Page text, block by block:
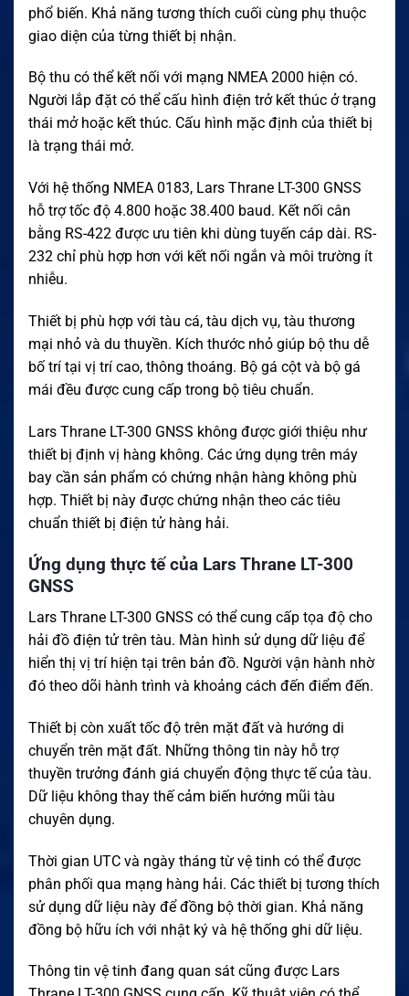
phổ biến. Khả năng tương thích cuối cùng phụ thuộc
giao diện của từng thiết bị nhận.
Bộ thu có thể kết nối với mạng NMEA 2000 hiện có.
Người lắp đặt có thể cấu hình điện trở kết thúc ở trạng
thái mở hoặc kết thúc. Cấu hình mặc định của thiết bị
là trạng thái mở.
Với hệ thống NMEA 0183, Lars Thrane LT-300 GNSS
hỗ trợ tốc độ 4.800 hoặc 38.400 baud. Kết nối cân
bằng RS-422 được ưu tiên khi dùng tuyến cáp dài. RS-
232 chỉ phù hợp hơn với kết nối ngắn và môi trường ít
nhiễu.
Thiết bị phù hợp với tàu cá, tàu dịch vụ, tàu thương
mại nhỏ và du thuyền. Kích thước nhỏ giúp bộ thu dễ
bố trí tại vị trí cao, thông thoáng. Bộ gá cột và bộ gá
mái đều được cung cấp trong bộ tiêu chuẩn.
Lars Thrane LT-300 GNSS không được giới thiệu như
thiết bị định vị hàng không. Các ứng dụng trên máy
bay cần sản phẩm có chứng nhận hàng không phù
hợp. Thiết bị này được chứng nhận theo các tiêu
chuẩn thiết bị điện tử hàng hải.
Ứng dụng thực tế của Lars Thrane LT-300
GNSS
Lars Thrane LT-300 GNSS có thể cung cấp tọa độ cho
hải đồ điện tử trên tàu. Màn hình sử dụng dữ liệu để
hiển thị vị trí hiện tại trên bản đồ. Người vận hành nhờ
đó theo dõi hành trình và khoảng cách đến điểm đến.
Thiết bị còn xuất tốc độ trên mặt đất và hướng di
chuyển trên mặt đất. Những thông tin này hỗ trợ
thuyền trưởng đánh giá chuyển động thực tế của tàu.
Dữ liệu không thay thế cảm biến hướng mũi tàu
chuyên dụng.
Thời gian UTC và ngày tháng từ vệ tinh có thể được
phân phối qua mạng hàng hải. Các thiết bị tương thích
sử dụng dữ liệu này để đồng bộ thời gian. Khả năng
đồng bộ hữu ích với nhật ký và hệ thống ghi dữ liệu.
Thông tin vệ tinh đang quan sát cũng được Lars